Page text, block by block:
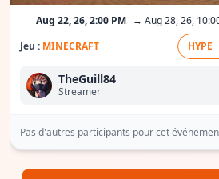
Aug 22, 26, 2:00 PM → Aug 28, 26,
Jeu : MINECRAFT HYPE
TheGuill84
Streamer
Pas d'autres participants pour cet